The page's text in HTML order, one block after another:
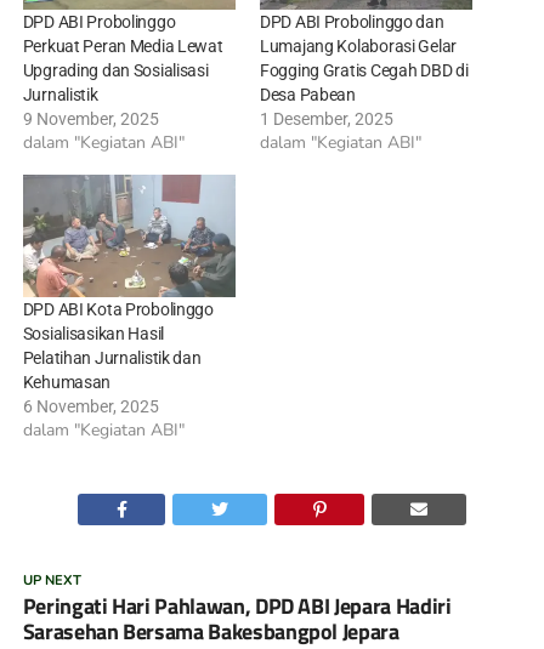
DPD ABI Probolinggo
Perkuat Peran Media Lewat
Upgrading dan Sosialisasi
Jurnalistik
9 November, 2025
dalam "Kegiatan ABI"
DPD ABI Probolinggo dan
Lumajang Kolaborasi Gelar
Fogging Gratis Cegah DBD di
Desa Pabean
1 Desember, 2025
dalam "Kegiatan ABI"
DPD ABI Kota Probolinggo
Sosialisasikan Hasil
Pelatihan Jurnalistik dan
Kehumasan
6 November, 2025
dalam "Kegiatan ABI"
UP NEXT
Peringati Hari Pahlawan, DPD ABI Jepara Hadiri
Sarasehan Bersama Bakesbangpol Jepara